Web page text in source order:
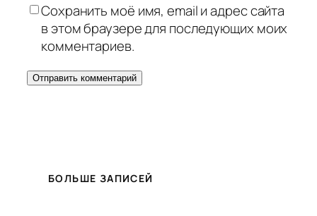
Сохранить моё имя, email и адрес сайта
в этом браузере для последующих моих
комментариев.
БОЛЬШЕ ЗАПИСЕЙ